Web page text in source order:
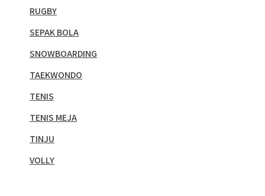
RUGBY
SEPAK BOLA
SNOWBOARDING
TAEKWONDO
TENIS
TENIS MEJA
TINJU
VOLLY